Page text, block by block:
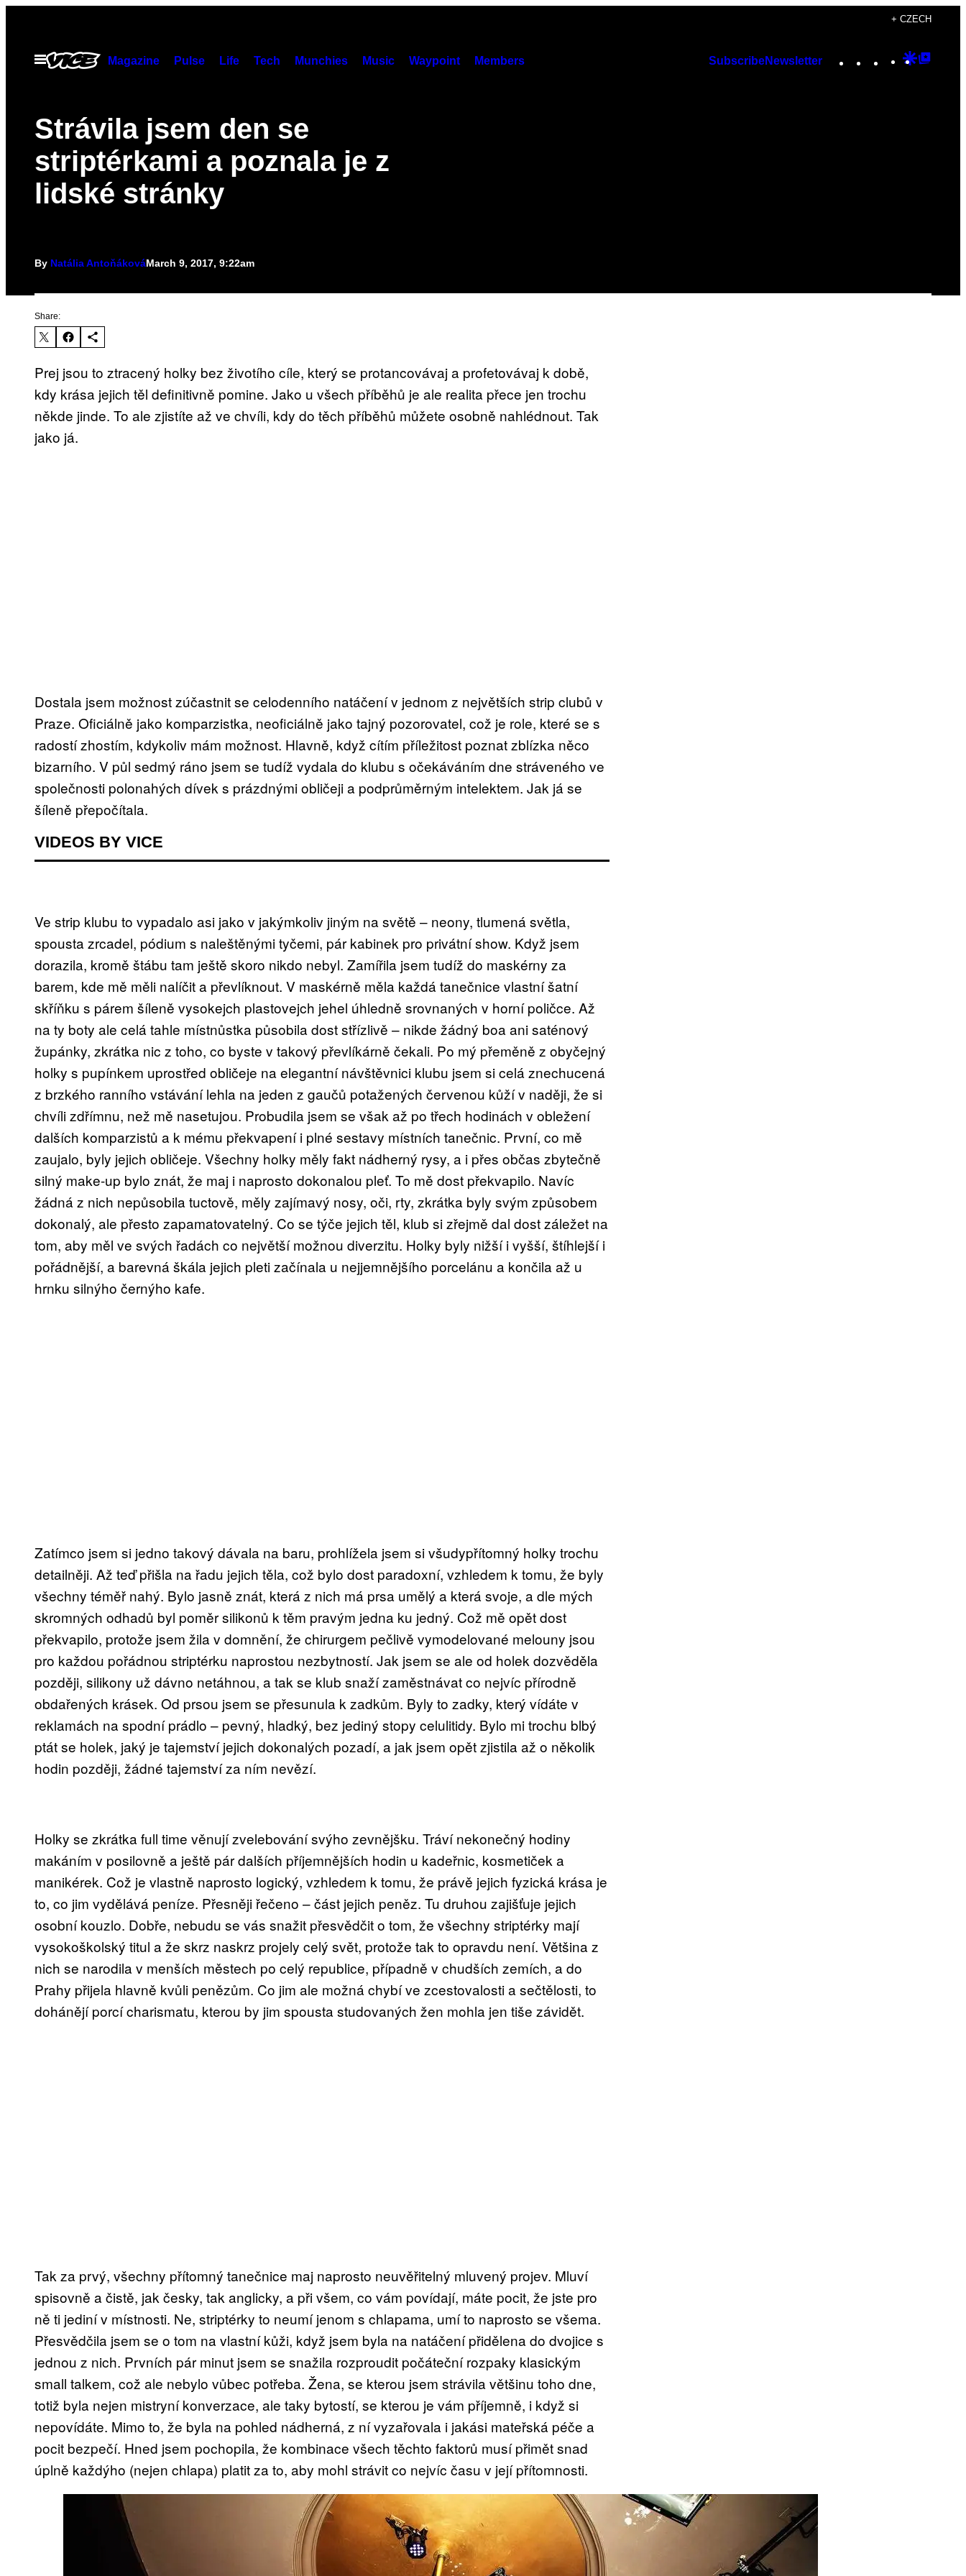
content
+ CZECH
Open
Menu
Magazine Pulse Life Tech Munchies Music Waypoint Members SubscribeNewsletter Instagram
TikTok
YouTube
Google
Strávila jsem den se
striptérkami a poznala je z
lidské stránky
By Natália AntoňákováMarch 9, 2017, 9:22am
Share:
Prej jsou to ztracený holky bez životího cíle, který se protancovávaj a profetovávaj k době,
kdy krása jejich těl definitivně pomine. Jako u všech příběhů je ale realita přece jen trochu
někde jinde. To ale zjistíte až ve chvíli, kdy do těch příběhů můžete osobně nahlédnout. Tak
jako já.
Dostala jsem možnost zúčastnit se celodenního natáčení v jednom z největších strip clubů v
Praze. Oficiálně jako komparzistka, neoficiálně jako tajný pozorovatel, což je role, které se s
radostí zhostím, kdykoliv mám možnost. Hlavně, když cítím příležitost poznat zblízka něco
bizarního. V půl sedmý ráno jsem se tudíž vydala do klubu s očekáváním dne stráveného ve
společnosti polonahých dívek s prázdnými obličeji a podprůměrným intelektem. Jak já se
šíleně přepočítala.
VIDEOS BY VICE
Ve strip klubu to vypadalo asi jako v jakýmkoliv jiným na světě – neony, tlumená světla,
spousta zrcadel, pódium s naleštěnými tyčemi, pár kabinek pro privátní show. Když jsem
dorazila, kromě štábu tam ještě skoro nikdo nebyl. Zamířila jsem tudíž do maskérny za
barem, kde mě měli nalíčit a převlíknout. V maskérně měla každá tanečnice vlastní šatní
skříňku s párem šíleně vysokejch plastovejch jehel úhledně srovnaných v horní poličce. Až
na ty boty ale celá tahle místnůstka působila dost střízlivě – nikde žádný boa ani saténový
župánky, zkrátka nic z toho, co byste v takový převlíkárně čekali. Po mý přeměně z obyčejný
holky s pupínkem uprostřed obličeje na elegantní návštěvnici klubu jsem si celá znechucená
z brzkého ranního vstávání lehla na jeden z gaučů potažených červenou kůží v naději, že si
chvíli zdřímnu, než mě nasetujou. Probudila jsem se však až po třech hodinách v obležení
dalších komparzistů a k mému překvapení i plné sestavy místních tanečnic. První, co mě
zaujalo, byly jejich obličeje. Všechny holky měly fakt nádherný rysy, a i přes občas zbytečně
silný make-up bylo znát, že maj i naprosto dokonalou pleť. To mě dost překvapilo. Navíc
žádná z nich nepůsobila tuctově, měly zajímavý nosy, oči, rty, zkrátka byly svým způsobem
dokonalý, ale přesto zapamatovatelný. Co se týče jejich těl, klub si zřejmě dal dost záležet na
tom, aby měl ve svých řadách co největší možnou diverzitu. Holky byly nižší i vyšší, štíhlejší i
pořádnější, a barevná škála jejich pleti začínala u nejjemnějšího porcelánu a končila až u
hrnku silnýho černýho kafe.
Zatímco jsem si jedno takový dávala na baru, prohlížela jsem si všudypřítomný holky trochu
detailněji. Až teď přišla na řadu jejich těla, což bylo dost paradoxní, vzhledem k tomu, že byly
všechny téměř nahý. Bylo jasně znát, která z nich má prsa umělý a která svoje, a dle mých
skromných odhadů byl poměr silikonů k těm pravým jedna ku jedný. Což mě opět dost
překvapilo, protože jsem žila v domnění, že chirurgem pečlivě vymodelované melouny jsou
pro každou pořádnou striptérku naprostou nezbytností. Jak jsem se ale od holek dozvěděla
později, silikony už dávno netáhnou, a tak se klub snaží zaměstnávat co nejvíc přírodně
obdařených krásek. Od prsou jsem se přesunula k zadkům. Byly to zadky, který vídáte v
reklamách na spodní prádlo – pevný, hladký, bez jediný stopy celulitidy. Bylo mi trochu blbý
ptát se holek, jaký je tajemství jejich dokonalých pozadí, a jak jsem opět zjistila až o několik
hodin později, žádné tajemství za ním nevězí.
Holky se zkrátka full time věnují zvelebování svýho zevnějšku. Tráví nekonečný hodiny
makáním v posilovně a ještě pár dalších příjemnějších hodin u kadeřnic, kosmetiček a
manikérek. Což je vlastně naprosto logický, vzhledem k tomu, že právě jejich fyzická krása je
to, co jim vydělává peníze. Přesněji řečeno – část jejich peněz. Tu druhou zajišťuje jejich
osobní kouzlo. Dobře, nebudu se vás snažit přesvědčit o tom, že všechny striptérky mají
vysokoškolský titul a že skrz naskrz projely celý svět, protože tak to opravdu není. Většina z
nich se narodila v menších městech po celý republice, případně v chudších zemích, a do
Prahy přijela hlavně kvůli penězům. Co jim ale možná chybí ve zcestovalosti a sečtělosti, to
dohánějí porcí charismatu, kterou by jim spousta studovaných žen mohla jen tiše závidět.
Tak za prvý, všechny přítomný tanečnice maj naprosto neuvěřitelný mluvený projev. Mluví
spisovně a čistě, jak česky, tak anglicky, a při všem, co vám povídají, máte pocit, že jste pro
ně ti jediní v místnosti. Ne, striptérky to neumí jenom s chlapama, umí to naprosto se všema.
Přesvědčila jsem se o tom na vlastní kůži, když jsem byla na natáčení přidělena do dvojice s
jednou z nich. Prvních pár minut jsem se snažila rozproudit počáteční rozpaky klasickým
small talkem, což ale nebylo vůbec potřeba. Žena, se kterou jsem strávila většinu toho dne,
totiž byla nejen mistryní konverzace, ale taky bytostí, se kterou je vám příjemně, i když si
nepovídáte. Mimo to, že byla na pohled nádherná, z ní vyzařovala i jakási mateřská péče a
pocit bezpečí. Hned jsem pochopila, že kombinace všech těchto faktorů musí přimět snad
úplně každýho (nejen chlapa) platit za to, aby mohl strávit co nejvíc času v její přítomnosti.